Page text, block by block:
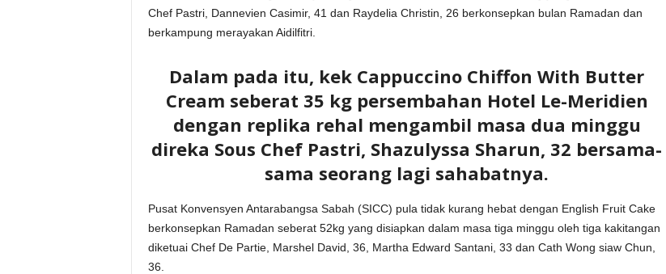
Chef Pastri, Dannevien Casimir, 41 dan Raydelia Christin, 26 berkonsepkan bulan Ramadan dan
berkampung merayakan Aidilfitri.
Dalam pada itu, kek Cappuccino Chiffon With Butter
Cream seberat 35 kg persembahan Hotel Le-Meridien
dengan replika rehal mengambil masa dua minggu
direka Sous Chef Pastri, Shazulyssa Sharun, 32 bersama-
sama seorang lagi sahabatnya.
Pusat Konvensyen Antarabangsa Sabah (SICC) pula tidak kurang hebat dengan English Fruit Cake
berkonsepkan Ramadan seberat 52kg yang disiapkan dalam masa tiga minggu oleh tiga kakitangan
diketuai Chef De Partie, Marshel David, 36, Martha Edward Santani, 33 dan Cath Wong siaw Chun,
36.